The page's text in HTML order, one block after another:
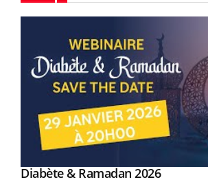
Youtube
Diabète & Ramadan 2026Youtube